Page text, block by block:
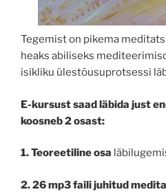
Tegemist on pikema
heaks abiliseks
isikliku ülestõusuprotsessi
E-kursust saad läbida just
koosneb 2 osast:
1. Teoreetiline osa
2. 26 mp3 faili juhitud